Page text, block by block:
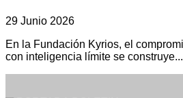
29 Junio 2026
En la Fundación Kyrios, el
con inteligencia límite se construye...